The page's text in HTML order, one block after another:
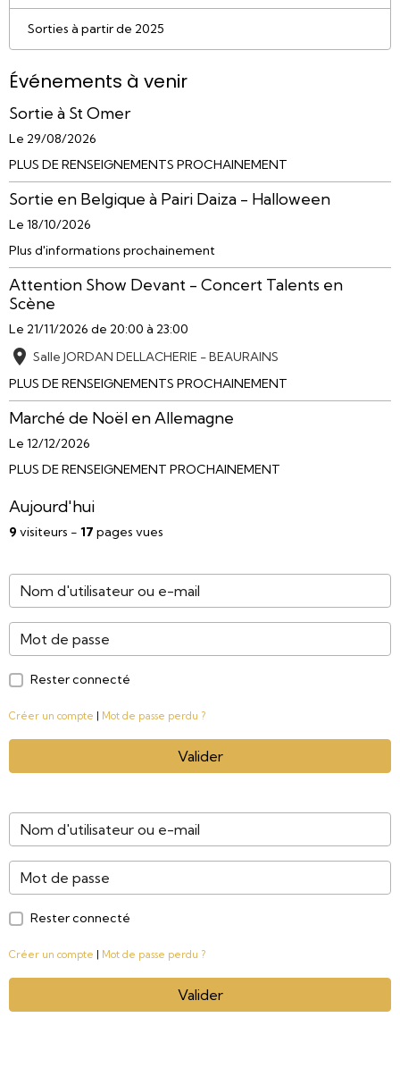
Sorties à partir de 2025
Événements à venir
Sortie à St Omer
Le 29/08/2026
PLUS DE RENSEIGNEMENTS PROCHAINEMENT
Sortie en Belgique à Pairi Daiza - Halloween
Le 18/10/2026
Plus d'informations prochainement
Attention Show Devant - Concert Talents en
Scène
Le 21/11/2026 de 20:00 à 23:00
Salle JORDAN DELLACHERIE - BEAURAINS
PLUS DE RENSEIGNEMENTS PROCHAINEMENT
Marché de Noël en Allemagne
Le 12/12/2026
PLUS DE RENSEIGNEMENT PROCHAINEMENT
Aujourd'hui
9 visiteurs - 17 pages vues
Rester connecté
Créer un compte Mot de passe perdu ?
Valider
Rester connecté
Créer un compte Mot de passe perdu ?
Valider